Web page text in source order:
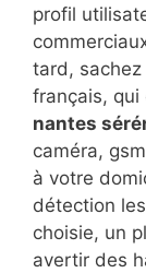
profil
tard,
français, qui
nantes
caméra,
à votre
détection
choisie, un
avertir des